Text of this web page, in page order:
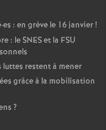
·es : en grève le 16 janvier!
: le SNES et la FSU
luttes restent à mener
grâce à la mobilisation
?